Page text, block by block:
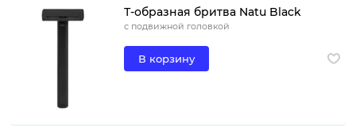
Т-образная бритва Natu Black
с подвижной головкой
В корзину